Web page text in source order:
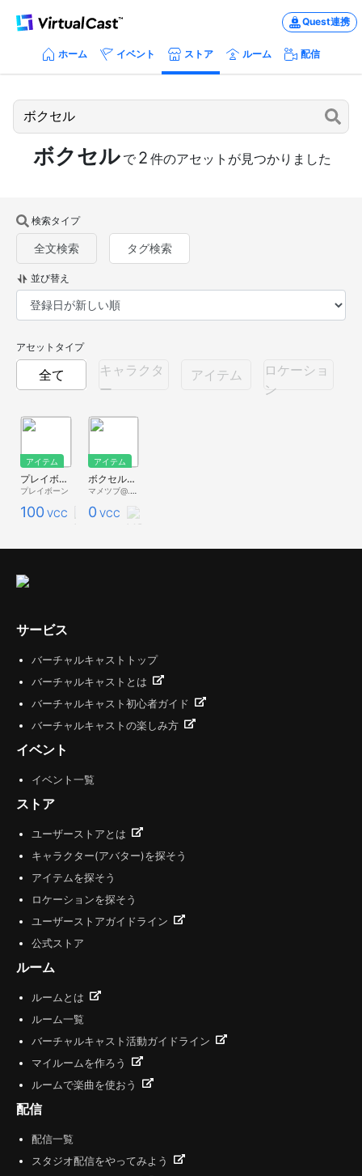
Quest連携
ホーム イベント ストア ルーム 配信
ボクセル で 2 件のアセットが見つかりました
検索タイプ
全文検索 タグ検索
並び替え
アセットタイプ
全て
キャラクタ
ー
アイテム
ロケーショ
ン
アイテム
プレイボーンボイスボクセルフィギュア
プレイボーン
100 VCC
アイテム
ボクセル式ナイフ 10本
0 VCC
サービス
バーチャルキャストトップ
バーチャルキャストとは
バーチャルキャスト初心者ガイド
バーチャルキャストの楽しみ方
イベント
イベント一覧
ストア
ユーザーストアとは
キャラクター(アバター)を探そう
アイテムを探そう
ロケーションを探そう
ユーザーストアガイドライン
公式ストア
ルーム
ルームとは
ルーム一覧
バーチャルキャスト活動ガイドライン
マイルームを作ろう
ルームで楽曲を使おう
配信
配信一覧
スタジオ配信をやってみよう